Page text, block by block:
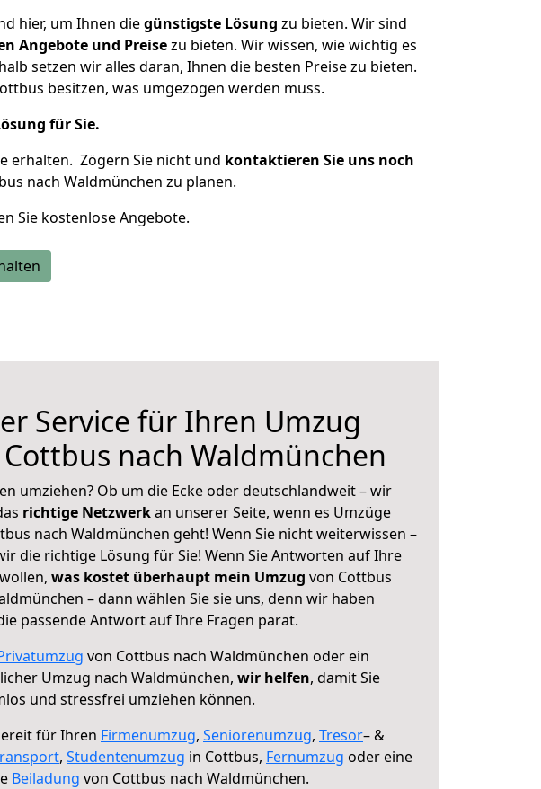
hier, um Ihnen diegünstigste Lösung zu bieten. Wir sind
Angebote und Preisezu bieten. Wir wissen, wie wichtig es
setzen wir alles daran, Ihnen die besten Preise zu bieten.
besitzen, was umgezogen werden muss.
für Sie.
erhalten. Zögern Sie nicht und kontaktieren Sie uns noch
nach Waldmünchen zu planen.
Sie kostenlose Angebote.
Service für Ihren Umzug
nach Waldmünchen
umziehen? Ob um die Ecke oder deutschlandweit – wir
richtige Netzwerkan unserer Seite, wenn es Umzüge
nach Waldmünchen geht! Wenn Sie nicht weiterwissen –
die richtige Lösung für Sie! Wenn Sie Antworten auf Ihre
was kostet überhaupt mein Umzug von Cottbus
– dann wählen Sie sie uns, denn wir haben
passende Antwort auf Ihre Fragen parat.
von Cottbus nach Waldmünchen oder ein
Umzug nach Waldmünchen, wir helfen, damit Sie
und stressfrei umziehen können.
für Ihren Firmenumzug, Seniorenumzug, Tresor– &
, Studentenumzug in Cottbus, Fernumzug oder eine
Beiladung von Cottbus nach Waldmünchen.